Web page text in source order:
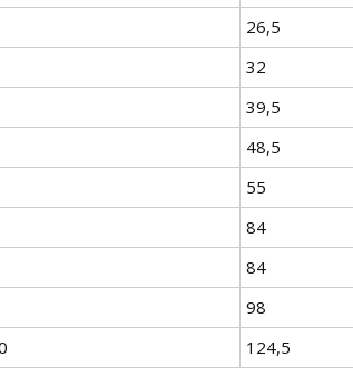
26,5
32
39,5
48,5
55
84
84
98
124,5